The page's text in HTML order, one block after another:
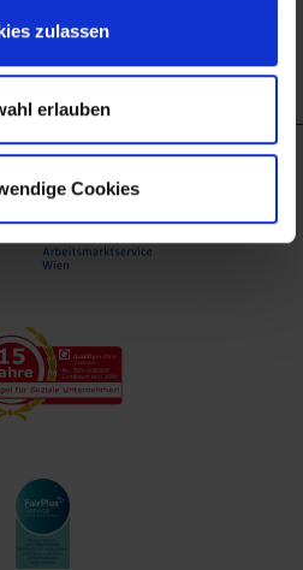
zulassen
erlauben
Cookies
des Arbeitsmarktservice